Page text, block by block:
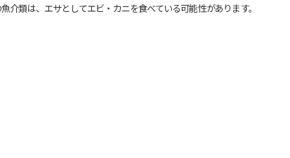
類は、エサとしてエビ・カニを食べている可能性があります。